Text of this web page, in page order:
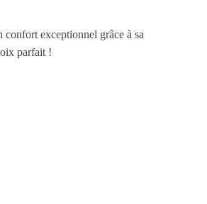
exceptionnel grâce à sa
parfait !